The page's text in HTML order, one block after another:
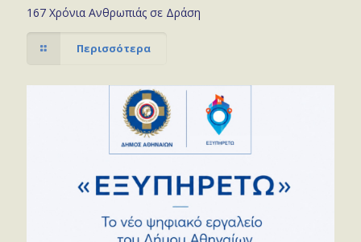
167 Χρόνια Ανθρωπιάς σε Δράση
Περισσότερα